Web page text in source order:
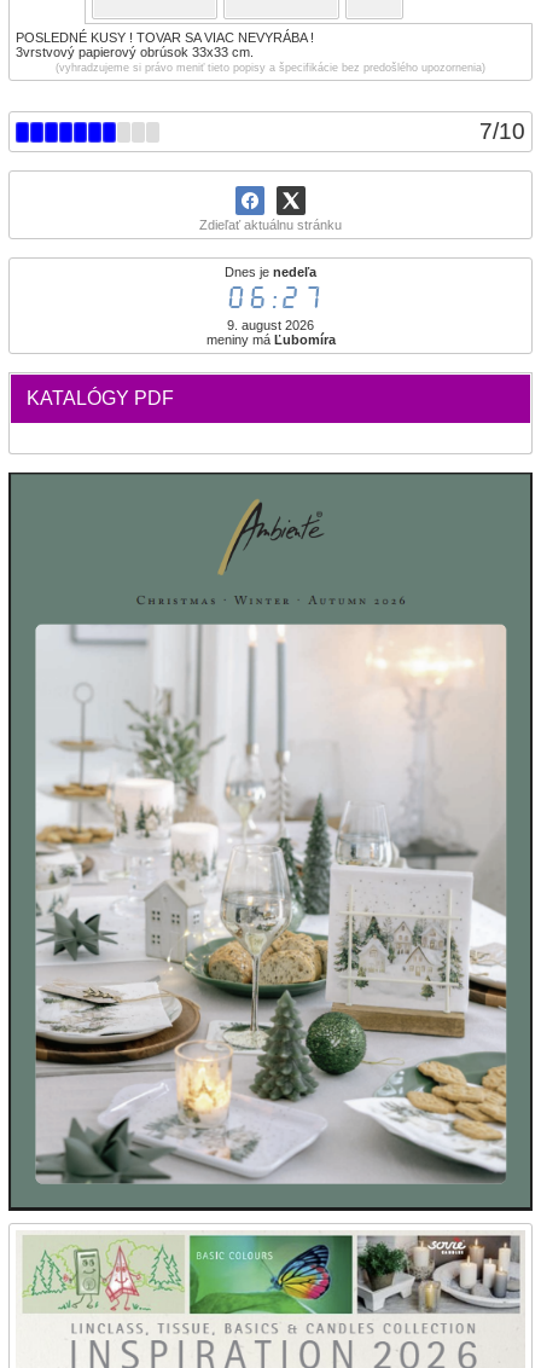
7/10
Zdieľať aktuálnu stránku
Dnes je nedeľa
06:27
9. august 2026
meniny má Ľubomíra
KATALÓGY PDF
POSLEDNÉ KUSY ! TOVAR SA VIAC NEVYRÁBA !
3vrstvový papierový obrúsok 33x33 cm.
(vyhradzujeme si právo meniť tieto popisy a špecifikácie bez predošlého upozornenia)